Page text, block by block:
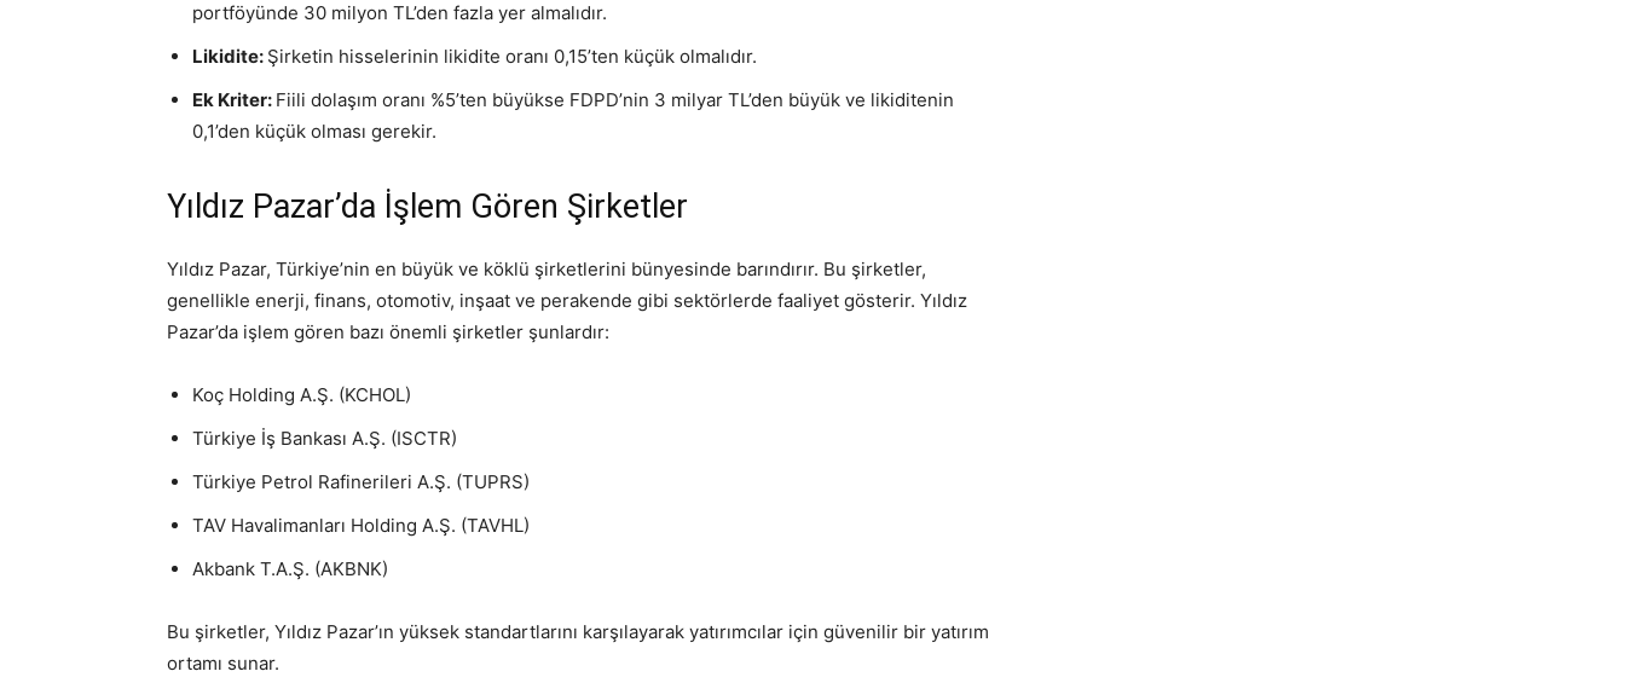
portföyünde 30 milyon TL’den fazla yer almalıdır.
Likidite: Şirketin hisselerinin likidite oranı 0,15’ten küçük olmalıdır.
Ek Kriter: Fiili dolaşım oranı %5’ten büyükse FDPD’nin 3 milyar TL’den büyük ve likiditenin
0,1’den küçük olması gerekir.
Yıldız Pazar’da İşlem Gören Şirketler
Yıldız Pazar, Türkiye’nin en büyük ve köklü şirketlerini bünyesinde barındırır. Bu şirketler,
genellikle enerji, finans, otomotiv, inşaat ve perakende gibi sektörlerde faaliyet gösterir. Yıldız
Pazar’da işlem gören bazı önemli şirketler şunlardır:
Koç Holding A.Ş. (KCHOL)
Türkiye İş Bankası A.Ş. (ISCTR)
Türkiye Petrol Rafinerileri A.Ş. (TUPRS)
TAV Havalimanları Holding A.Ş. (TAVHL)
Akbank T.A.Ş. (AKBNK)
Bu şirketler, Yıldız Pazar’ın yüksek standartlarını karşılayarak yatırımcılar için güvenilir bir yatırım
ortamı sunar.